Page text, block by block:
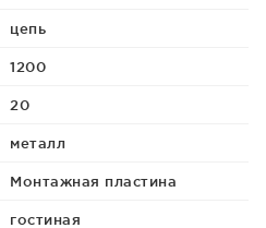
цепь
1200
20
металл
Монтажная пластина
гостиная